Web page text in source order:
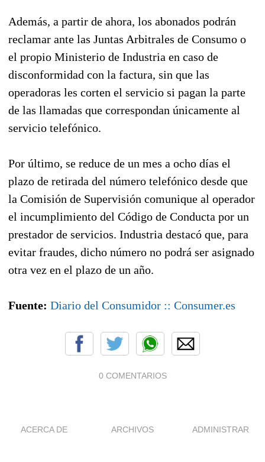
Además, a partir de ahora, los abonados podrán
reclamar ante las Juntas Arbitrales de Consumo o
el propio Ministerio de Industria en caso de
disconformidad con la factura, sin que las
operadoras les corten el servicio si pagan la parte
de las llamadas que correspondan únicamente al
servicio telefónico.
Por último, se reduce de un mes a ocho días el
plazo de retirada del número telefónico desde que
la Comisión de Supervisión comunique al operador
el incumplimiento del Código de Conducta por un
prestador de servicios. Industria destacó que, para
evitar fraudes, dicho número no podrá ser asignado
otra vez en el plazo de un año.
Fuente: Diario del Consumidor :: Consumer.es
0 COMENTARIOS
ACERCA DE ARCHIVOS ADMINISTRAR